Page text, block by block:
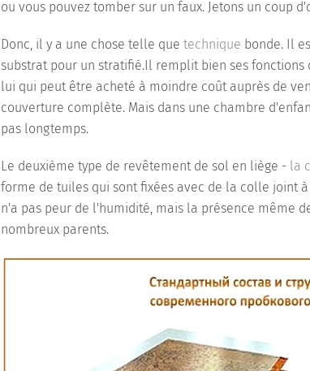
ou vous pouvez tomber sur un faux. Jetons un coup
Donc, il y a une chose telle que technique bonde. Il
substrat pour un stratifié.Il remplit bien ses
lui qui peut être acheté à moindre coût auprès de
couverture complète. Mais dans une chambre
pas longtemps.
Le deuxième type de revêtement de sol en liège - la
forme de tuiles qui sont fixées avec de la colle joint
n'a pas peur de l'humidité, mais la présence même
nombreux parents.